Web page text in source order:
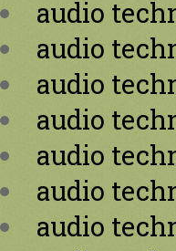
audio
audio
audio
audio
audio
audio
audio